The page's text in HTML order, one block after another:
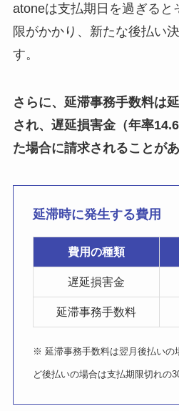
atoneは支払期日を過ぎると
限がかかり、新たな後払い
す。
さらに、延滞事務手数料は
され、遅延損害金（年率
た場合に請求されることがあ
延滞時に発生する費用
費用の種類
遅延損害金
延滞事務手数料
※ 延滞事務手数料は翌月後払いの
ど後払いの場合は支払期限切れの